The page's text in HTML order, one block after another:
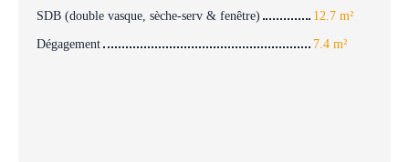
SDB (double vasque, sèche-serv & fenêtre)
12.7 m²
Dégagement
7.4 m²